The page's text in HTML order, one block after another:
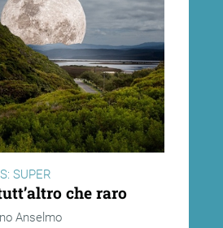
SUPER
che raro
Anselmo